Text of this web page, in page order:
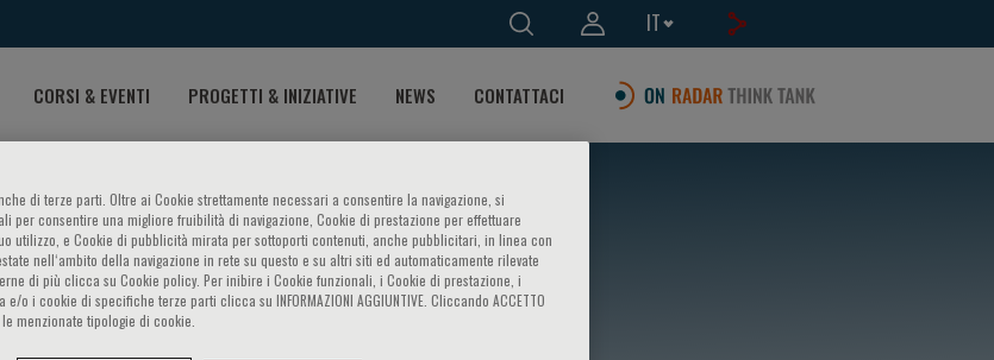
IT
CORSI & EVENTI PROGETTI & INIZIATIVE NEWS CONTATTACI
di terze parti. Oltre ai Cookie strettamente necessari a consentire la navigazione, si
per consentire una migliore fruibilità di navigazione, Cookie di prestazione per effettuare
utilizzo, e Cookie di pubblicità mirata per sottoporti contenuti, anche pubblicitari, in linea con
nell‘ambito della navigazione in rete su questo e su altri siti ed automaticamente rilevate
di più clicca su Cookie policy. Per inibire i Cookie funzionali, i Cookie di prestazione, i
o i cookie di specifiche terze parti clicca su INFORMAZIONI AGGIUNTIVE. Cliccando ACCETTO
menzionate tipologie di cookie.